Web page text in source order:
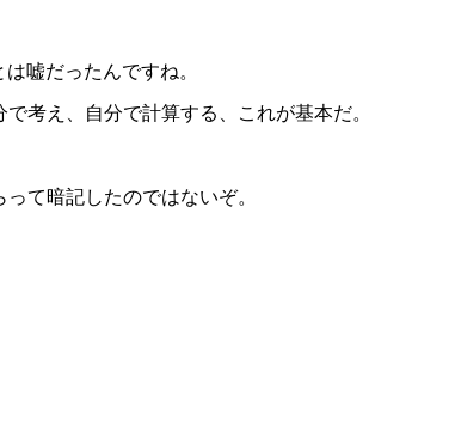
嘘だったんですね。
考え、自分で計算する、これが基本だ。
て暗記したのではないぞ。